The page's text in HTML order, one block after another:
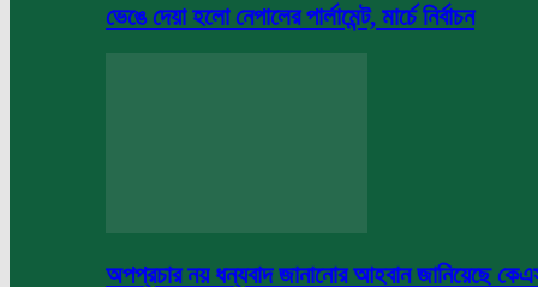
ভেঙে দেয়া হলো নেপালের পার্লামেন্ট, মার্চে নির্বাচন
অপপ্রচার নয় ধন্যবাদ জানানোর আহবান জানিয়েছে